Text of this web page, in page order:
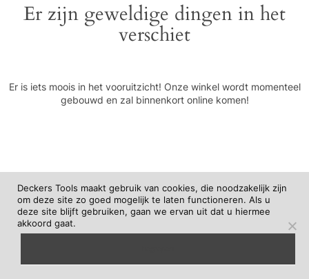
Er zijn geweldige dingen in het
verschiet
Er is iets moois in het vooruitzicht! Onze winkel wordt momenteel
gebouwd en zal binnenkort online komen!
Deckers Tools maakt gebruik van cookies, die noodzakelijk zijn
om deze site zo goed mogelijk te laten functioneren. Als u
deze site blijft gebruiken, gaan we ervan uit dat u hiermee
akkoord gaat.